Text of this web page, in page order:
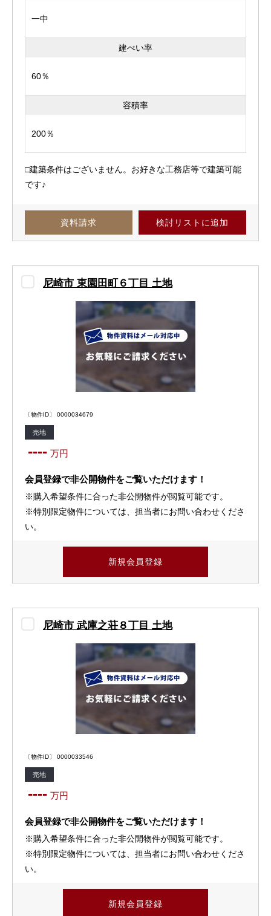
一中
建ぺい率
60％
容積率
200％
資料請求 検討リスト に追加
□建築条件はございません。お好きな工務店等で建築可能
です♪
尼崎市 東園田町６丁目 土地
〔物件ID〕 0000034679
売地
---- 万円
会員登録で非公開物件をご覧いただけます！
※購入希望条件に合った非公開物件が閲覧可能です。
※特別限定物件については、担当者にお問い合わせくださ
い。
新規会員登録
尼崎市 武庫之荘８丁目 土地
〔物件ID〕 0000033546
売地
---- 万円
会員登録で非公開物件をご覧いただけます！
※購入希望条件に合った非公開物件が閲覧可能です。
※特別限定物件については、担当者にお問い合わせくださ
い。
新規会員登録